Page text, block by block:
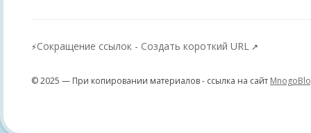
⚡Сокращение ссылок - Создать короткий URL ↗
© 2025 — При копировании материалов - ссылка на сайт